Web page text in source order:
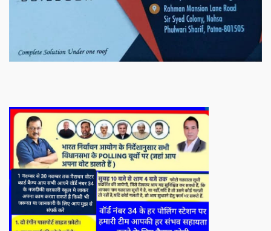
स्वयं रोजगार के एक बेहतर अवसर प्रदान करने जा रहा है जिसके लिये महिलाओं
को प्रशिक्षित कर उन्हें स्वयं रोजगार सम्मुख बनाया जा सके। ताकि उन्हें अपनी
आजीविका के लिए अपना घर छोड़ना न पड़े। निवेदक – अतिना वेलफेयर
फाउंडेशन – बिहारशरीफ रहबर यूनिट।